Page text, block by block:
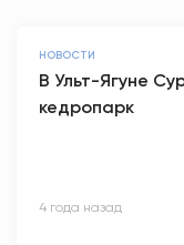
НОВОСТИ
В Ульт-Ягуне
кедропарк
4 года назад